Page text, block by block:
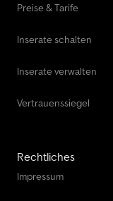
Preise & Tarife
Inserate schalten
Inserate verwalten
Vertrauenssiegel
Rechtliches
Impressum